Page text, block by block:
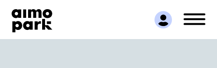
Hitta parkering
Samarbete
Kundservice